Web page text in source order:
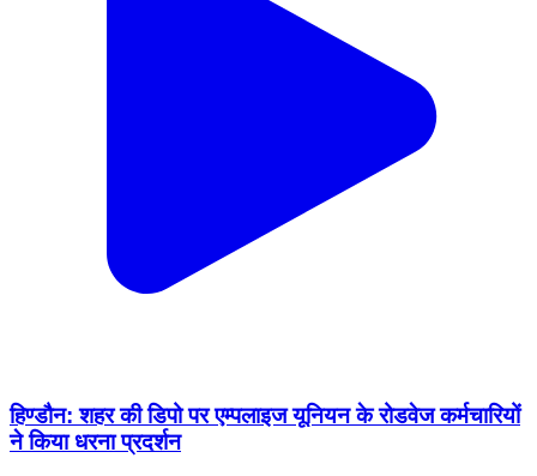
हिण्डौन: शहर की डिपो पर एम्पलाइज यूनियन के रोडवेज कर्मचारियों
ने किया धरना प्रदर्शन